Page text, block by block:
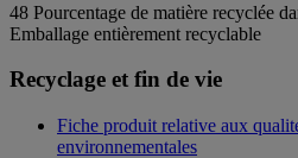
48 Pourcentage de matière recyclée
Emballage entièrement recyclable
Recyclage et fin de vie
Fiche produit relative aux
environnementales